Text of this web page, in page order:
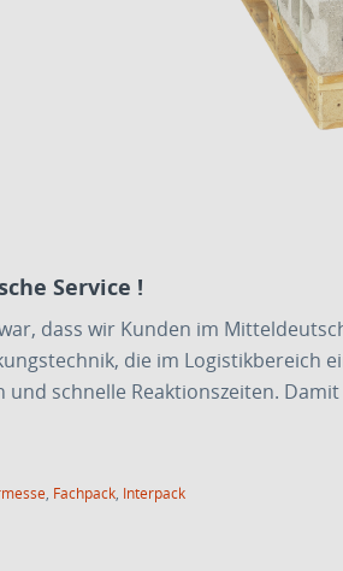
Service !
dass wir Kunden im
die im Logistikbereich
und schnelle Reaktionszeiten.
, Fachpack, Interpack